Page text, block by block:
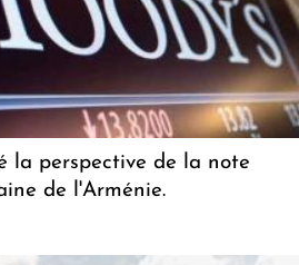
la perspective de la note
de l'Arménie.